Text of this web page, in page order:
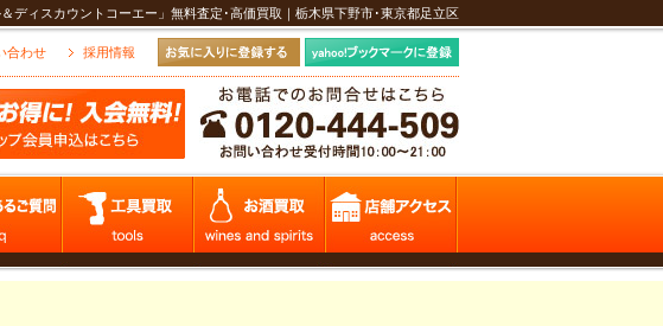
ディスカウントコーエー」無料査定･高価買取｜栃木県下野市･東京都足立区
合わせ 採用情報